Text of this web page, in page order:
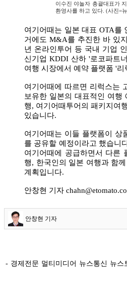
이수진 야놀자 총괄대표가
환영사를 하고 있다. (사진=
여기어때는 일본 대표 OTA를
거에도 M&A를 추진한 바 있
년 온라인투어 등 국내 기업
신기업 KDDI 산하 '로코파트
여행 시장에서 예약 플랫폼 '
여기어때에 따르면 리럭스는
보유한 일본의 대표적인 여행
행, 여기어때투어의 패키지여
있습니다.
여기어때는 이들 플랫폼이 상
를 공유할 예정이라고 했습니
여기어때에 공급하면서 다른
행, 한국인의 일본 여행과 함
계획입니다.
안창현 기자
안창현 기자
- 경제전문 멀티미디어 뉴스통신 뉴스